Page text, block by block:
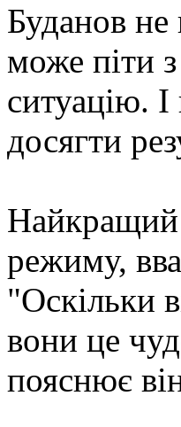
Буданов не
може піти
ситуацію.
досягти
Найкращий
режиму,
"Оскільки
вони це
пояснює